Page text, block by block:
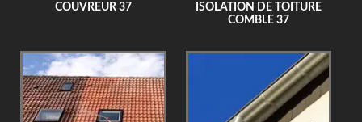
COUVREUR 37
ISOLATION DE TOITURE
COMBLE 37